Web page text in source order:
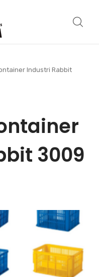
Industri Rabbit
3009